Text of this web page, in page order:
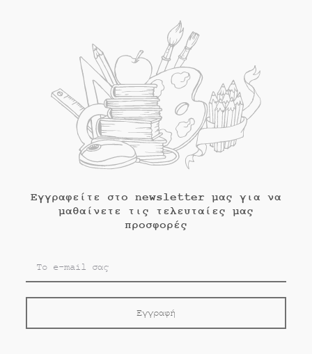
Εγγραφείτε στο newsletter μας για να
μαθαίνετε τις τελευταίες μας
προσφορές